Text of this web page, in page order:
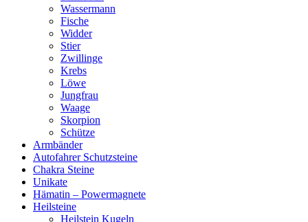
Wassermann
Fische
Widder
Stier
Zwillinge
Krebs
Löwe
Jungfrau
Waage
Skorpion
Schütze
Armbänder
Autofahrer Schutzsteine
Chakra Steine
Unikate
Hämatin – Powermagnete
Heilsteine
Heilstein Kugeln